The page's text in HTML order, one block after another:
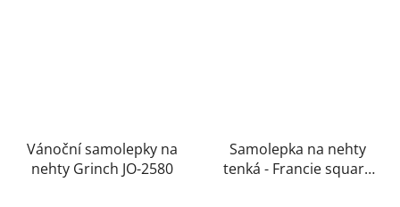
Vánoční samolepky na
nehty Grinch JO-2580
Samolepka na nehty
tenká - Francie square